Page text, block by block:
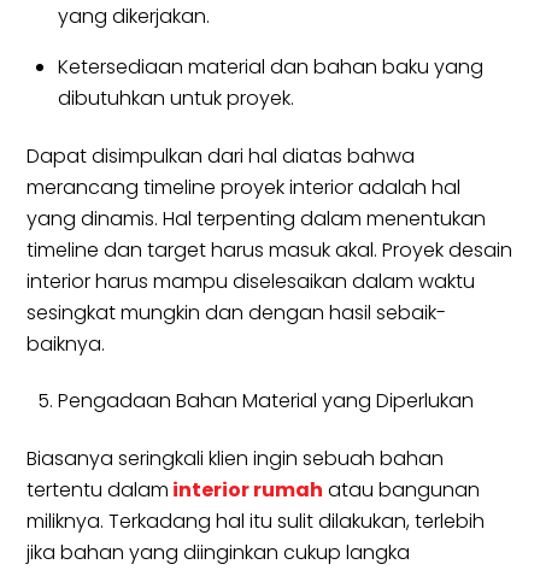
yang dikerjakan.
Ketersediaan material dan bahan baku yang
dibutuhkan untuk proyek.
Dapat disimpulkan dari hal diatas bahwa
merancang timeline proyek interior adalah hal
yang dinamis. Hal terpenting dalam menentukan
timeline dan target harus masuk akal. Proyek desain
interior harus mampu diselesaikan dalam waktu
sesingkat mungkin dan dengan hasil sebaik-
baiknya.
Pengadaan Bahan Material yang Diperlukan
Biasanya seringkali klien ingin sebuah bahan
tertentu dalam interior rumah atau bangunan
miliknya. Terkadang hal itu sulit dilakukan, terlebih
jika bahan yang diinginkan cukup langka